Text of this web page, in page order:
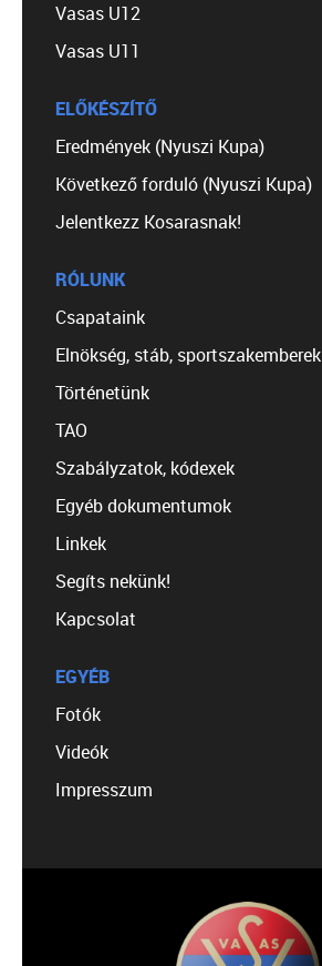
Vasas U12
Vasas U11
ELŐKÉSZÍTŐ
Eredmények (Nyuszi Kupa)
Következő forduló (Nyuszi Kupa)
Jelentkezz Kosarasnak!
RÓLUNK
Csapataink
Elnökség, stáb, sportszakemberek
Történetünk
TAO
Szabályzatok, kódexek
Egyéb dokumentumok
Linkek
Segíts nekünk!
Kapcsolat
EGYÉB
Fotók
Videók
Impresszum